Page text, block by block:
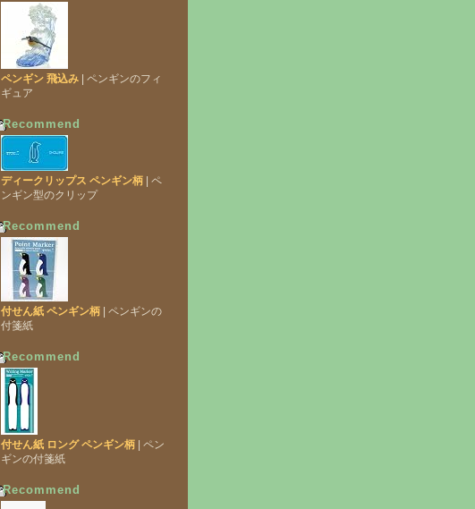
ペンギン 飛込み | ペンギンのフィ
ギュア
Recommend
ディークリップス ペンギン柄 | ペ
ンギン型のクリップ
Recommend
付せん紙 ペンギン柄 | ペンギンの
付箋紙
Recommend
付せん紙 ロング ペンギン柄 | ペン
ギンの付箋紙
Recommend